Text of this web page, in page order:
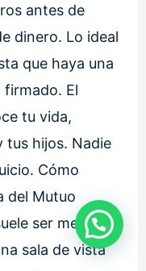
antes de
dinero. Lo ideal
que haya una
firmado. El
tu vida,
tus hijos. Nadie
Cómo
del Mutuo
ser mejor
sala de vista